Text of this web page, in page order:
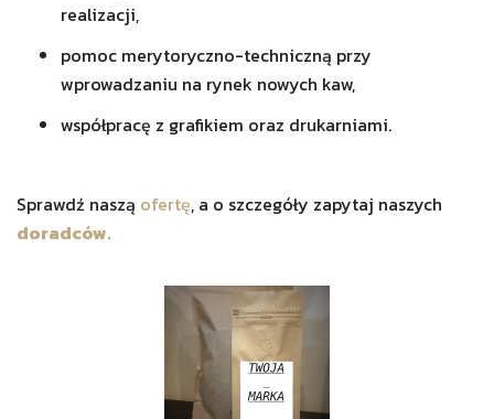
realizacji,
pomoc merytoryczno-techniczną przy
wprowadzaniu na rynek nowych kaw,
współpracę z grafikiem oraz drukarniami.
Sprawdź naszą ofertę, a o szczegóły zapytaj naszych
doradców.